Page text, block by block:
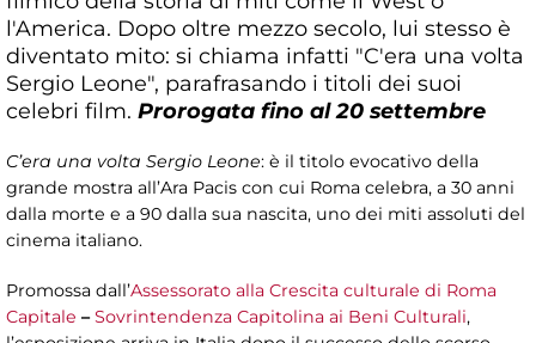
l'America. Dopo oltre mezzo secolo, lui stesso è
diventato mito: si chiama infatti "C'era una volta
Sergio Leone", parafrasando i titoli dei suoi
celebri film. Prorogata fino al 20 settembre
C’era una volta Sergio Leone: è il titolo evocativo della
grande mostra all’Ara Pacis con cui Roma celebra, a 30 anni
dalla morte e a 90 dalla sua nascita, uno dei miti assoluti del
cinema italiano.
Promossa dall’Assessorato alla Crescita culturale di Roma
Capitale –Sovrintendenza Capitolina ai Beni Culturali,